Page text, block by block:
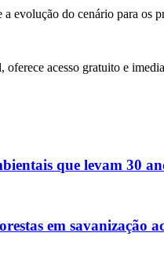
evolução do cenário para os
acesso gratuito e
que levam 30
em savanização